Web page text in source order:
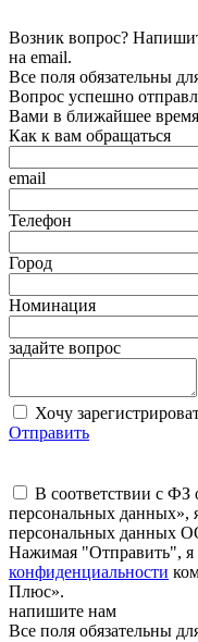
Возник вопрос?
на email.
Все поля обязательны
Вопрос успешно
Вами в ближайшее время
Как к вам обращаться
email
Телефон
Город
Номинация
задайте вопрос
Хочу
Отправить
В соответствии с
персональных данных»,
персональных данных
Нажимая "Отправить", я
конфиденциальности
Плюс».
напишите нам
Все поля обязательны